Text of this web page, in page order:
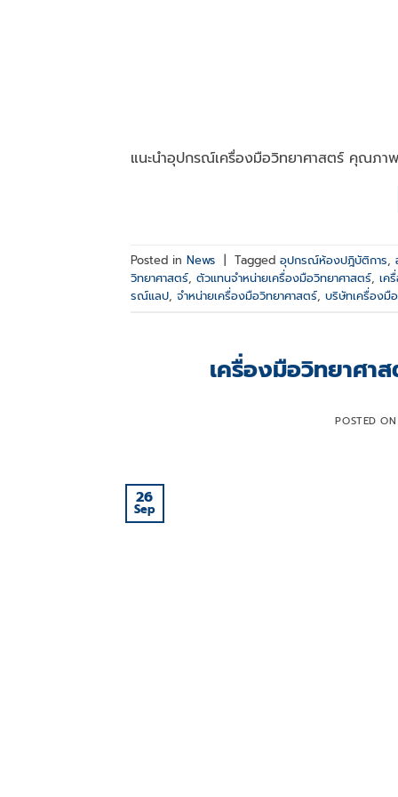
แนะนำอุปกรณ์เครื่องมือวิทยาศาสตร์ คุณภา
Posted in News | Tagged อุปกรณ์ห้องปฎิบัติการ,
วิทยาศาสตร์, ตัวแทนจำหน่ายเครื่องมือวิทยาศาสตร์, เค
รณ์แลป, จำหน่ายเครื่องมือวิทยาศาสตร์, บริษัทเครื่องมื
เครื่องมือวิทยาศา
POSTED
26
Sep